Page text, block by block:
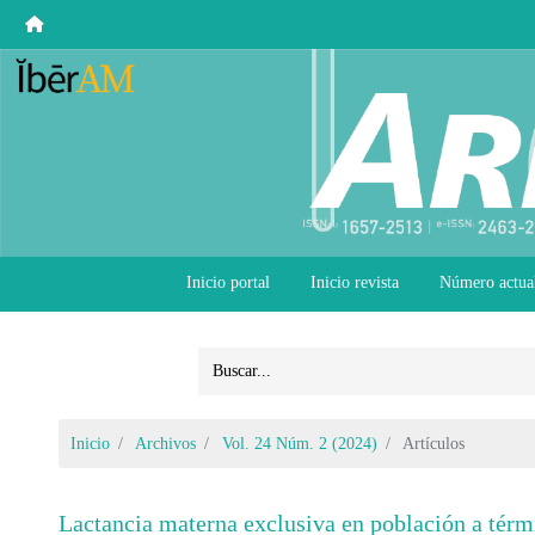
Inicio portal Inicio revista Número
Inicio Archivos Vol. 24 Núm. 2 (2024) Artículos
Lactancia materna exclusiva en población a